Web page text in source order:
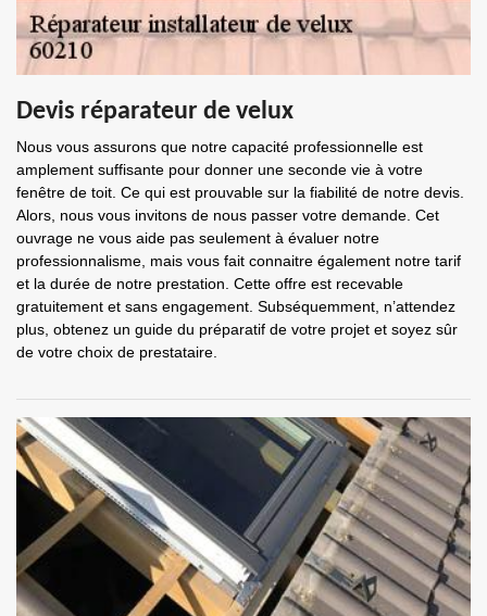
Devis réparateur de velux
Nous vous assurons que notre capacité professionnelle est
amplement suffisante pour donner une seconde vie à votre
fenêtre de toit. Ce qui est prouvable sur la fiabilité de notre devis.
Alors, nous vous invitons de nous passer votre demande. Cet
ouvrage ne vous aide pas seulement à évaluer notre
professionnalisme, mais vous fait connaitre également notre tarif
et la durée de notre prestation. Cette offre est recevable
gratuitement et sans engagement. Subséquemment, n’attendez
plus, obtenez un guide du préparatif de votre projet et soyez sûr
de votre choix de prestataire.